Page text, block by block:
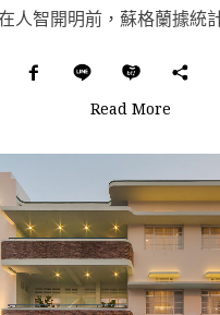
Read More